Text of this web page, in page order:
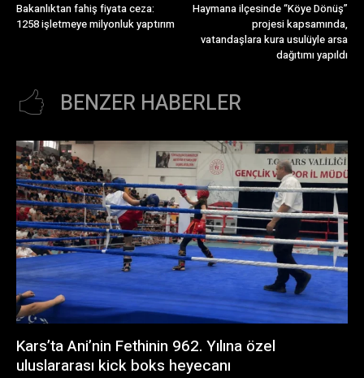
Bakanlıktan fahiş fiyata ceza:
1258 işletmeye milyonluk yaptırım
Haymana ilçesinde “Köye Dönüş”
projesi kapsamında,
vatandaşlara kura usulüyle arsa
dağıtımı yapıldı
BENZER HABERLER
Kars’ta Ani’nin Fethinin 962. Yılına özel
uluslararası kick boks heyecanı